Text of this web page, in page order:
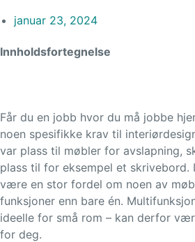
januar 23, 2024
Innholdsfortegnelse
Får du en jobb hvor du må jobbe
noen spesifikke krav til
var plass til møbler for avslapning,
plass til for eksempel et
være en stor fordel om noen av
funksjoner enn bare én.
ideelle for små rom – kan derfor
for deg.